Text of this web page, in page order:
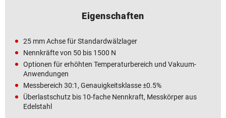
Eigenschaften
25 mm Achse für Standardwälzlager
Nennkräfte von 50 bis 1500 N
Optionen für erhöhten Temperaturbereich und Vakuum-
Anwendungen
Messbereich 30:1, Genauigkeitsklasse ±0.5%
Überlastschutz bis 10-fache Nennkraft, Messkörper aus
Edelstahl